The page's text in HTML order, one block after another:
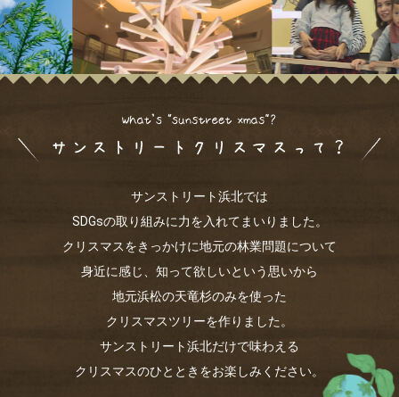
サンストリート浜北では
SDGsの取り組みに力を入れてまいりました。
クリスマスをきっかけに地元の林業問題について
身近に感じ、知って欲しいという思いから
地元浜松の天竜杉のみを使った
クリスマスツリーを作りました。
サンストリート浜北だけで味わえる
クリスマスのひとときをお楽しみください。